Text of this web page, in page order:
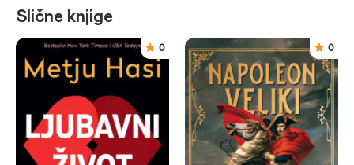
Slične knjige
0
0